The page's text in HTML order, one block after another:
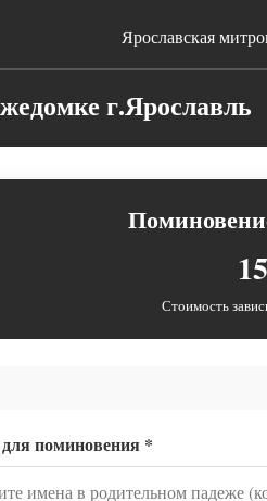
Ярославская
г.Ярославль
Стоимость
поминовения *